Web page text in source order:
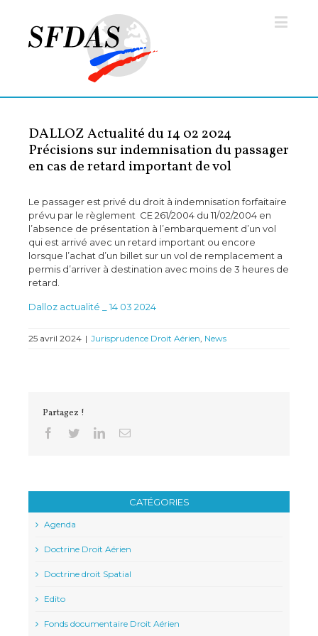
DALLOZ Actualité du 14 02 2024
Précisions sur indemnisation du passager
en cas de retard important de vol
Le passager est privé du droit à indemnisation forfaitaire
prévu par le règlement CE 261/2004 du 11/02/2004 en
l’absence de présentation à l’embarquement d’un vol
qui est arrivé avec un retard important ou encore
lorsque l’achat d’un billet sur un vol de remplacement a
permis d’arriver à destination avec moins de 3 heures de
retard.
Dalloz actualité _ 14 03 2024
25 avril 2024 | Jurisprudence Droit Aérien, News
Partagez !
Facebook
TwitterLinkedinEmail
CATÉGORIES
Agenda
Doctrine Droit Aérien
Doctrine droit Spatial
Edito
Fonds documentaire Droit Aérien